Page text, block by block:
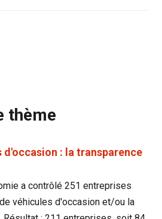
thème
d'occasion : la transparence
a contrôlé 251 entreprises
véhicules d'occasion et/ou la